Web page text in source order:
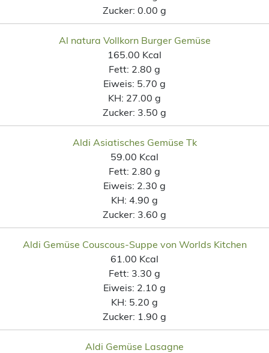
Zucker: 0.00 g
Al natura Vollkorn Burger Gemüse
165.00 Kcal
Fett: 2.80 g
Eiweis: 5.70 g
KH: 27.00 g
Zucker: 3.50 g
Aldi Asiatisches Gemüse Tk
59.00 Kcal
Fett: 2.80 g
Eiweis: 2.30 g
KH: 4.90 g
Zucker: 3.60 g
Aldi Gemüse Couscous-Suppe von Worlds Kitchen
61.00 Kcal
Fett: 3.30 g
Eiweis: 2.10 g
KH: 5.20 g
Zucker: 1.90 g
Aldi Gemüse Lasagne